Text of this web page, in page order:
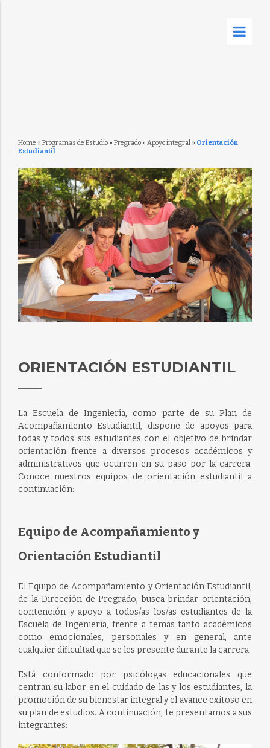
Home » Programas de Estudio» Pregrado» Apoyo integral» Orientación
Estudiantil
ORIENTACIÓN ESTUDIANTIL
La Escuela de Ingeniería, como parte de su Plan de
Acompañamiento Estudiantil, dispone de apoyos para
todas y todos sus estudiantes con el objetivo de brindar
orientación frente a diversos procesos académicos y
administrativos que ocurren en su paso por la carrera.
Conoce nuestros equipos de orientación estudiantil a
continuación:
Equipo de Acompañamiento y
Orientación Estudiantil
El Equipo de Acompañamiento y Orientación Estudiantil,
de la Dirección de Pregrado, busca brindar orientación,
contención y apoyo a todos/as los/as estudiantes de la
Escuela de Ingeniería, frente a temas tanto académicos
como emocionales, personales y en general, ante
cualquier dificultad que se les presente durante la carrera.
Está conformado por psicólogas educacionales que
centran su labor en el cuidado de las y los estudiantes, la
promoción de su bienestar integral y el avance exitoso en
su plan de estudios. A continuación, te presentamos a sus
integrantes: